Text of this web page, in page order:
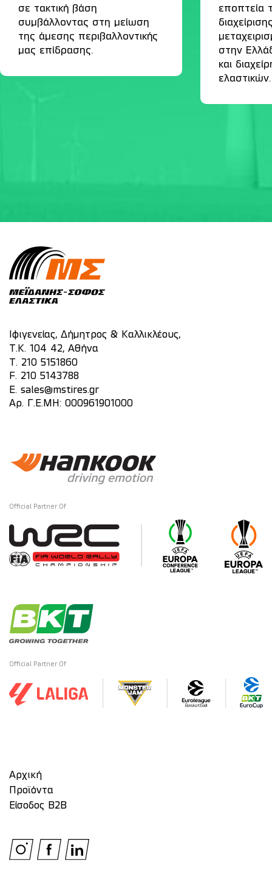
σε τακτική βάση
συμβάλλοντας στη μείωση
της άμεσης περιβαλλοντικής
μας επίδρασης.
εποπτεία
στην
και
ελαστικών.
Ιφιγενείας, Δήμητρος & Καλλικλέους,
Τ.Κ. 104 42, Αθήνα
T. 210 5151860
F. 210 5143788
E. sales@mstires.gr
Αρ. Γ.Ε.ΜΗ: 000961901000
Official Partner Of
Official Partner Of
Αρχική
Προϊόντα
Είσοδος Β2Β